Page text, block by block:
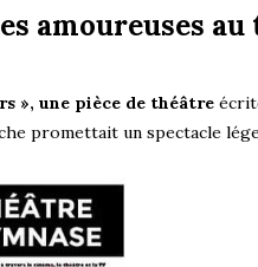
amoureuses
», une pièce de théâtre
promettait un spectacle